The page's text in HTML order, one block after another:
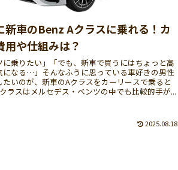
新車のBenz Aクラスに乗れる！カ
用や仕組みは？
に乗りたい」「でも、新車で買うにはちょっと高
になる…」そんなふうに思っている車好きの男性
たいのが、新車のAクラスをカーリースで乗ると
ラスはメルセデス・ベンツの中でも比較的手が...
2025.08.18